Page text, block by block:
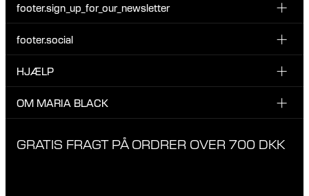
footer.sign_up_for_our_newsletter
Tilmeld dig vores nyhedsbrev og vær den første til at blive
nyheder fra Maria Black.
footer.social
INSTAGRAM
TIKTOK
HJÆLP
KUNDESERVICE & KONTAKT
LEVERING
OM MARIA BLACK
GRATIS FRAGT PÅ ORDRER OVER 700 DKK